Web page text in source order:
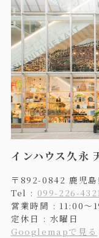
インハウス久永
〒892-0842 鹿児島
Tel : 099-226-4321
営業時間 : 11:00〜
定休日 : 水曜日
Googlemapで見る